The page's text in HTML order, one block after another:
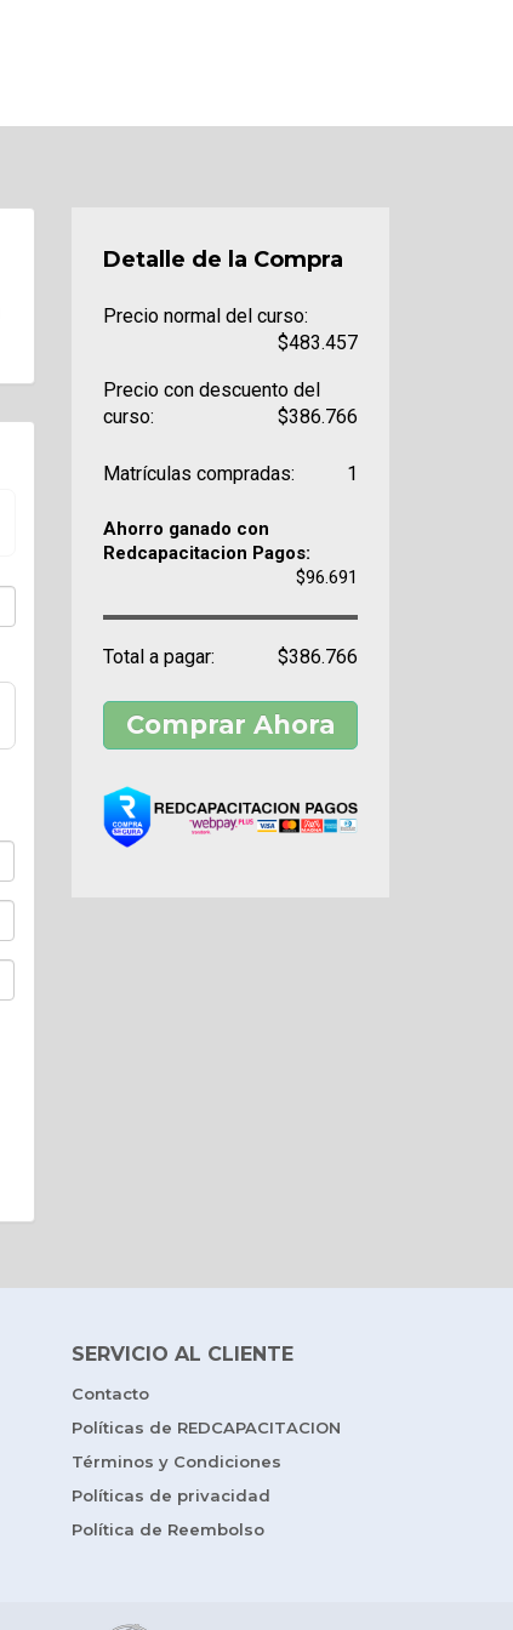
Detalle de la Compra
Precio normal del curso:
$483.457
Precio con descuento del
curso:
$386.766
Matrículas compradas: 1
Ahorro ganado con
Redcapacitacion Pagos:
$96.691
Total a pagar: $386.766
Comprar Ahora
SERVICIO AL CLIENTE
Contacto
Políticas de REDCAPACITACION
Términos y Condiciones
Políticas de privacidad
Política de Reembolso